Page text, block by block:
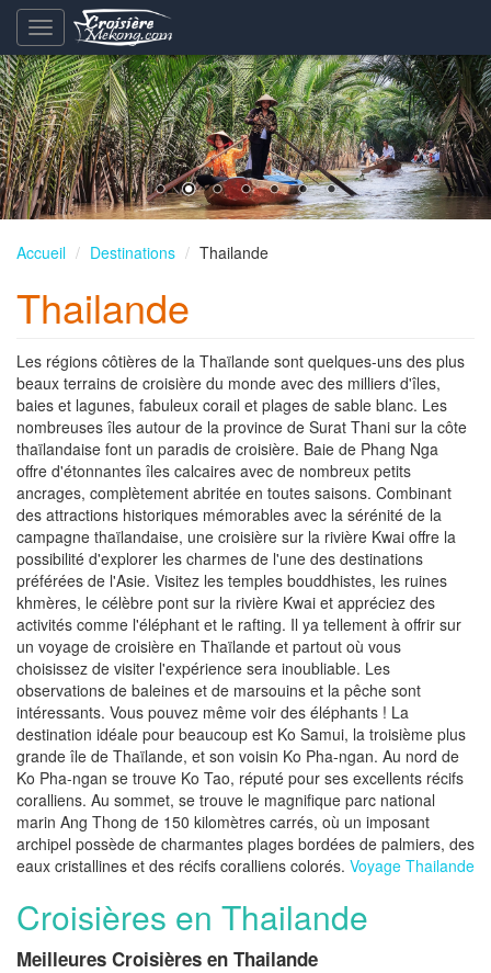
Basculement
de
la
navigation
Accueil Destinations Thailande
Thailande
Les régions côtières de la Thaïlande sont quelques-uns des plus
beaux terrains de croisière du monde avec des milliers d'îles,
baies et lagunes, fabuleux corail et plages de sable blanc. Les
nombreuses îles autour de la province de Surat Thani sur la côte
thaïlandaise font un paradis de croisière. Baie de Phang Nga
offre d'étonnantes îles calcaires avec de nombreux petits
ancrages, complètement abritée en toutes saisons. Combinant
des attractions historiques mémorables avec la sérénité de la
campagne thaïlandaise, une croisière sur la rivière Kwai offre la
possibilité d'explorer les charmes de l'une des destinations
préférées de l'Asie. Visitez les temples bouddhistes, les ruines
khmères, le célèbre pont sur la rivière Kwai et appréciez des
activités comme l'éléphant et le rafting. Il ya tellement à offrir sur
un voyage de croisière en Thaïlande et partout où vous
choisissez de visiter l'expérience sera inoubliable. Les
observations de baleines et de marsouins et la pêche sont
intéressants. Vous pouvez même voir des éléphants ! La
destination idéale pour beaucoup est Ko Samui, la troisième plus
grande île de Thaïlande, et son voisin Ko Pha-ngan. Au nord de
Ko Pha-ngan se trouve Ko Tao, réputé pour ses excellents récifs
coralliens. Au sommet, se trouve le magnifique parc national
marin Ang Thong de 150 kilomètres carrés, où un imposant
archipel possède de charmantes plages bordées de palmiers, des
eaux cristallines et des récifs coralliens colorés. Voyage Thailande
Croisières en Thailande
Meilleures Croisières en Thailande